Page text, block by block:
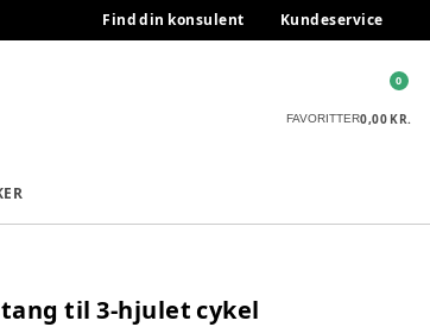
Find din konsulent Kundeservice
FAVORITTER0,00 KR.
0
til 3-hjulet cykel